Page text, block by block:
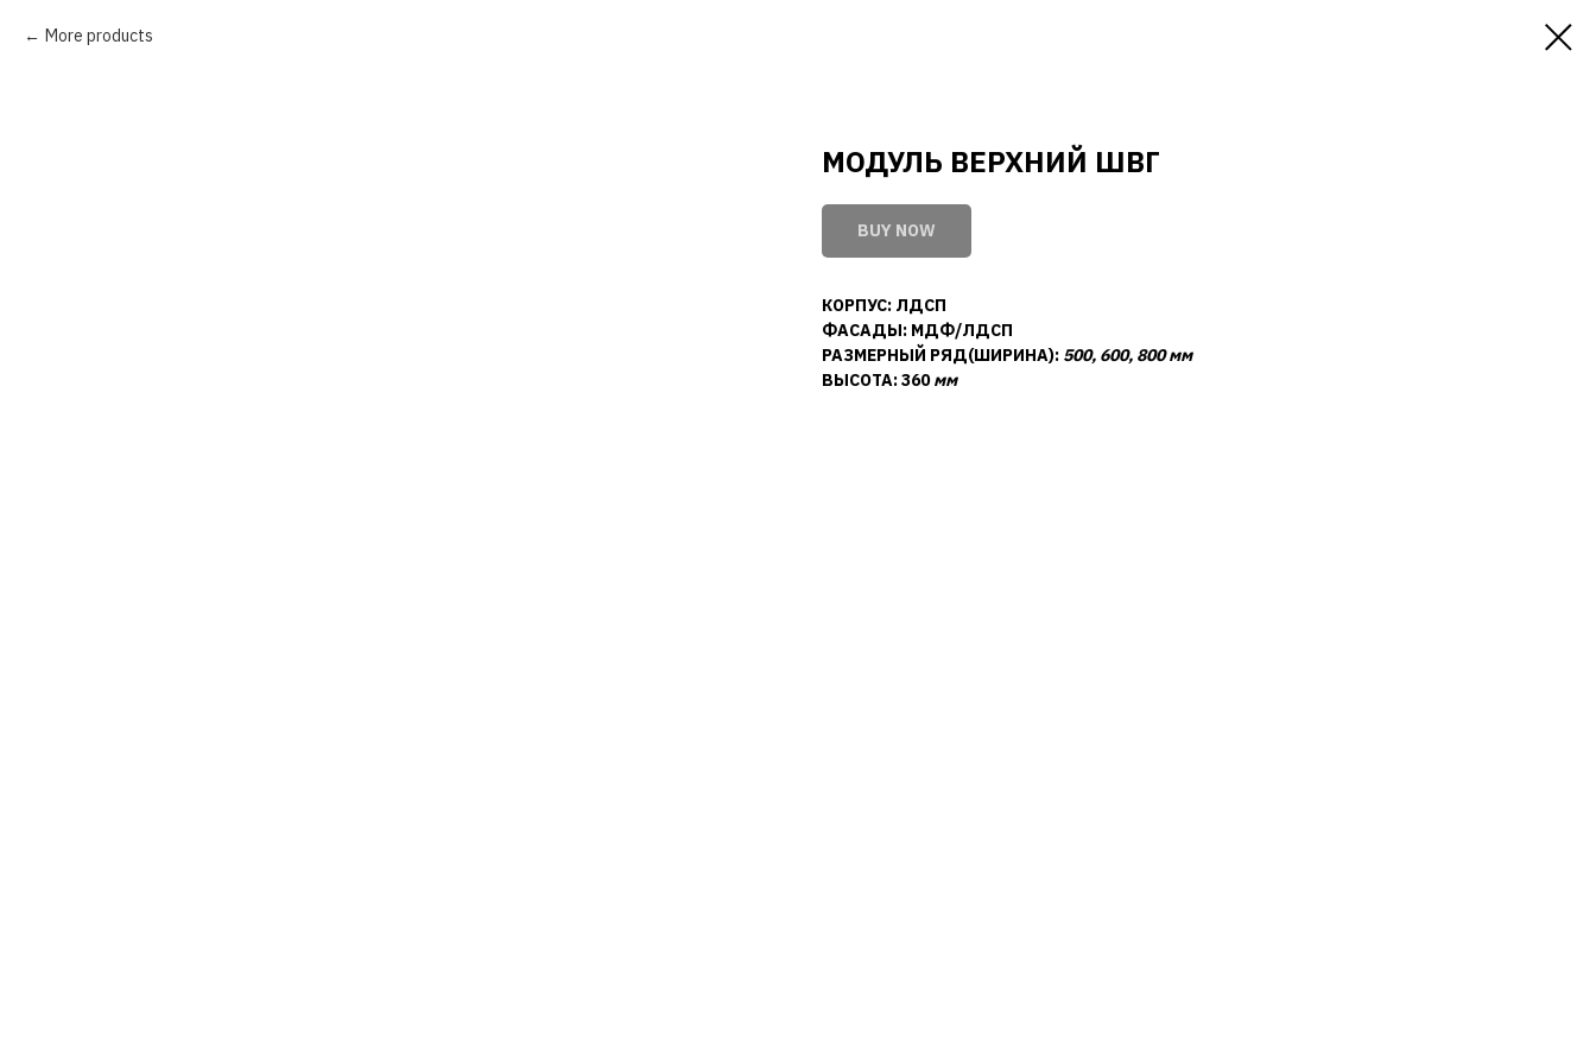
More products
МОДУЛЬ ВЕРХНИЙ ШВГ
BUY NOW
КОРПУС: ЛДСП
ФАСАДЫ: МДФ/ЛДСП
РАЗМЕРНЫЙ РЯД(ШИРИНА): 500, 600, 800 мм
ВЫСОТА: 360мм